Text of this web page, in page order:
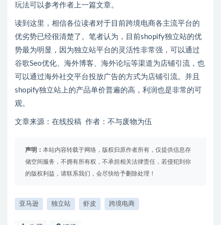
玩法可以参考作者上一篇文章。
读到这里，相信各位读者对于目前跨境电商各主流平台的
优劣势已经很清楚了。笔者认为，目前shopify独立站的优
势最为明显，因为独立站平台的灵活性非常强，可以通过
谷歌Seo优化、海外博客、海外论坛等渠道为店铺引流，也
可以通过海外社交平台投放广告的方式为店铺引流。并且
shopify独立站上的产品单价普遍的高，利润也是非常的可
观。
文章来源：在线投稿 作者：不与废物为伍
声明： 本站内容转载于网络，版权归原作者所有，仅提供信息存
储空间服务，不拥有所有权，不承担相关法律责任，若侵犯到你
的版权利益，请联系我们，会尽快给予删除处理！
亚马逊 独立站 虾皮 跨境电商